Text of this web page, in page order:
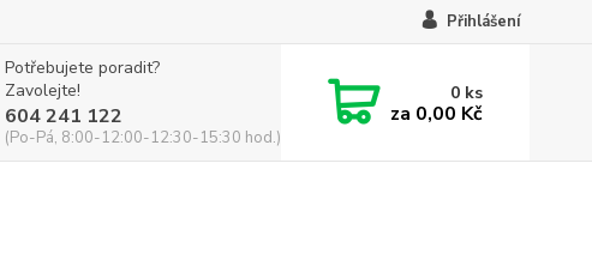
Přihlášení
Potřebujete poradit?
Zavolejte!
604 241 122
(Po-Pá, 8:00-12:00-12:30-15:30 hod.)
0 ks
za 0,00 Kč